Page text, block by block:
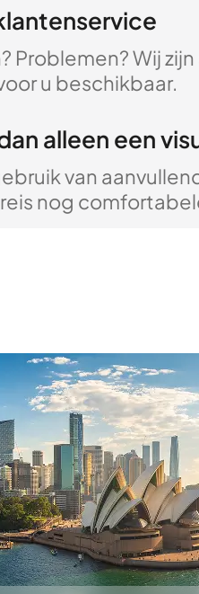
Problemen? Wij
u beschikbaar.
alleen een
van
nog